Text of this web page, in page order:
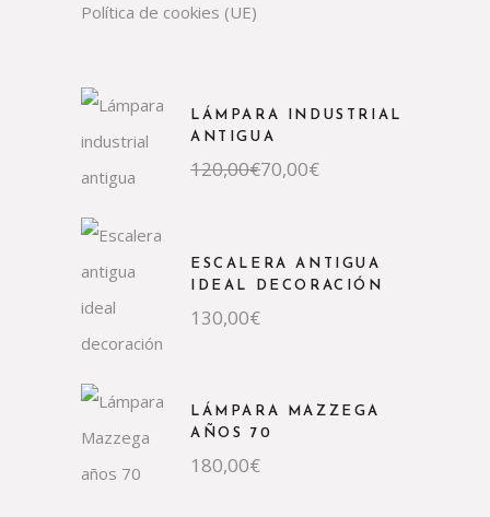
Política de cookies (UE)
LÁMPARA INDUSTRIAL
ANTIGUA
120,00€70,00€
ESCALERA ANTIGUA
IDEAL DECORACIÓN
130,00€
LÁMPARA MAZZEGA
AÑOS 70
180,00€